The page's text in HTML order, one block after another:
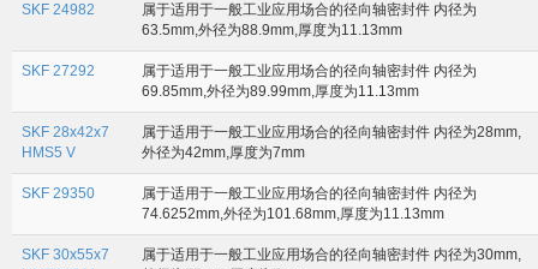
SKF 24982
属于适用于一般工业应用场合的径向轴密封件 内径为
63.5mm,外径为88.9mm,厚度为11.13mm
SKF 27292
属于适用于一般工业应用场合的径向轴密封件 内径为
69.85mm,外径为89.99mm,厚度为11.13mm
SKF 28x42x7
HMS5 V
属于适用于一般工业应用场合的径向轴密封件 内径为28mm,
外径为42mm,厚度为7mm
SKF 29350
属于适用于一般工业应用场合的径向轴密封件 内径为
74.6252mm,外径为101.68mm,厚度为11.13mm
SKF 30x55x7
属于适用于一般工业应用场合的径向轴密封件 内径为30mm,